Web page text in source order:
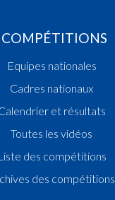
Scolaires
Scolaires
COMPÉTITIONS
Equipes nationales
Cadres nationaux
et résultats
Toutes les vidéos
des compétitions
des compétitions